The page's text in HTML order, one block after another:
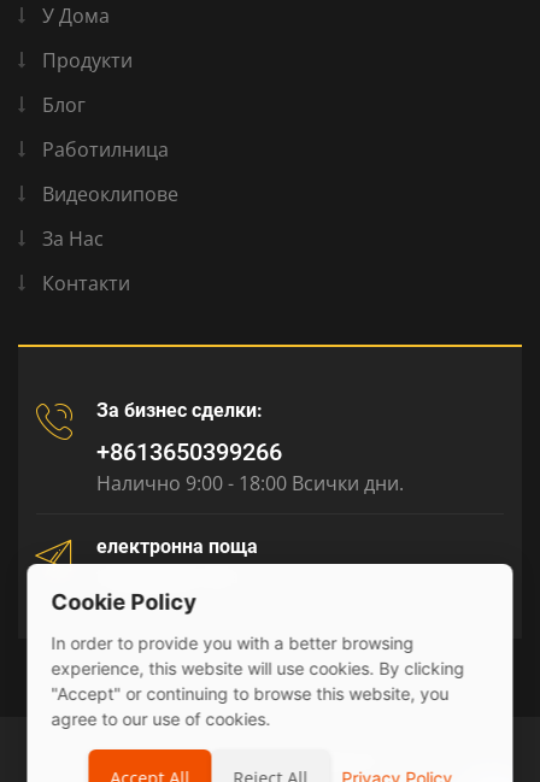
У Дома
Продукти
Блог
Работилница
Видеоклипове
За Нас
Контакти
За бизнес сделки:
+8613650399266
Налично 9:00 - 18:00 Всички дни.
електронна поща
© 2026 Julyr Industrial Ltd
Cookie Policy
In order to provide you with a better browsing
experience, this website will use cookies. By clicking
"Accept" or continuing to browse this website, you
agree to our use of cookies.
Privacy Policy